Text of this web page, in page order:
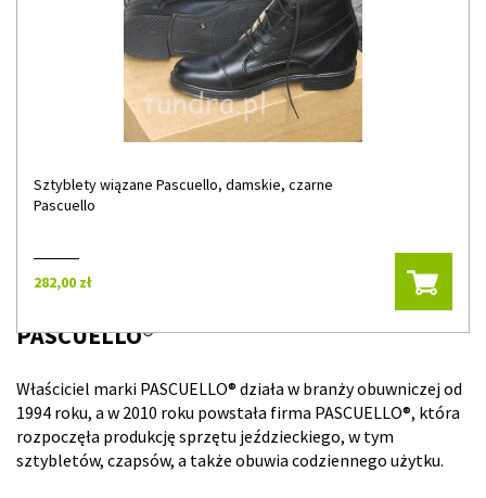
Sztyblety wiązane Pascuello, damskie, czarne
Pascuello
282,00 zł
PASCUELLO®
Właściciel marki PASCUELLO® działa w branży obuwniczej od
1994 roku, a w 2010 roku powstała firma PASCUELLO®, która
rozpoczęła produkcję sprzętu jeździeckiego, w tym
sztybletów, czapsów, a także obuwia codziennego użytku.